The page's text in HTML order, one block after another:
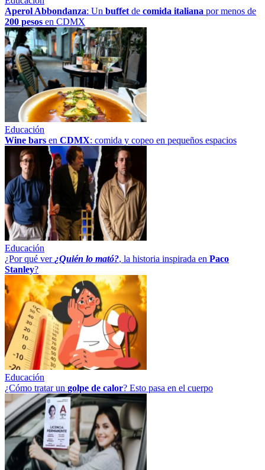
Aperol Abbondanza: Un buffet de comida italiana por menos de
200 pesos en CDMX
Educación
Wine bars en CDMX: comida y copeo en pequeños espacios
Educación
¿Por qué ver ¿Quién lo mató?, la historia inspirada en Paco
Stanley?
Educación
¿Cómo tratar un golpe de calor? Esto pasa en el cuerpo